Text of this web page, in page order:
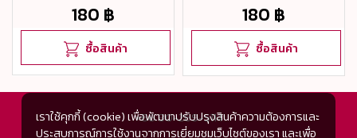
180 ฿
ซื้อสินค้า
180 ฿
ซื้อสินค้า
+66 80-269-5114
เราใช้คุกกี้ (cookie) เพื่อพัฒนาปรับปรุงสินค้าความต้องการและ
ประสบการณ์การใช้งานจากการเยี่ยมชมเว็บไซต์ของเรา และเพื่อ